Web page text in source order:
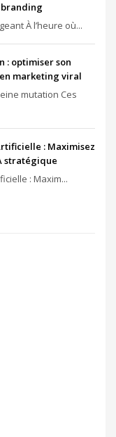
À l’heure où...
: optimiser son
marketing viral
mutation Ces
: Maximisez
stratégique
: Maxim...